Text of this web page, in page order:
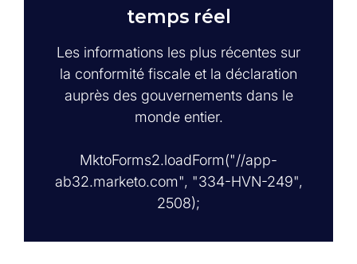
temps réel
Les informations les plus récentes sur
la conformité fiscale et la déclaration
auprès des gouvernements dans le
monde entier.
MktoForms2.loadForm("//app-
ab32.marketo.com", "334-HVN-249",
2508);